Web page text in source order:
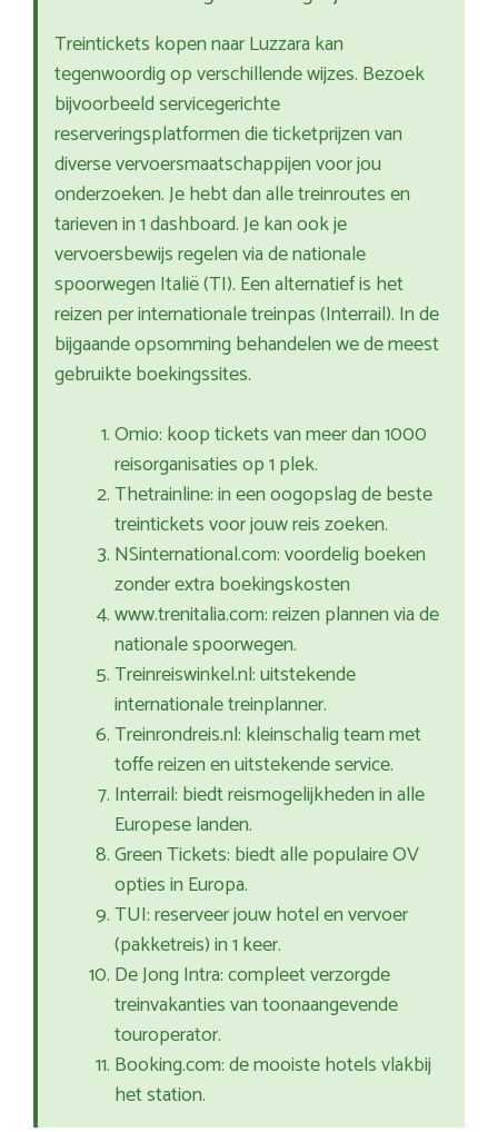
Treintickets kopen naar Luzzara kan
tegenwoordig op verschillende wijzes. Bezoek
bijvoorbeeld servicegerichte
reserveringsplatformen die ticketprijzen van
diverse vervoersmaatschappijen voor jou
onderzoeken. Je hebt dan alle treinroutes en
tarieven in 1 dashboard. Je kan ook je
vervoersbewijs regelen via de nationale
spoorwegen Italië (TI). Een alternatief is het
reizen per internationale treinpas (Interrail). In de
bijgaande opsomming behandelen we de meest
gebruikte boekingssites.
Omio: koop tickets van meer dan 1000
reisorganisaties op 1 plek.
Thetrainline: in een oogopslag de beste
treintickets voor jouw reis zoeken.
NSinternational.com: voordelig boeken
zonder extra boekingskosten
www.trenitalia.com: reizen plannen via de
nationale spoorwegen.
Treinreiswinkel.nl: uitstekende
internationale treinplanner.
Treinrondreis.nl: kleinschalig team met
toffe reizen en uitstekende service.
Interrail: biedt reismogelijkheden in alle
Europese landen.
Green Tickets: biedt alle populaire OV
opties in Europa.
TUI: reserveer jouw hotel en vervoer
(pakketreis) in 1 keer.
De Jong Intra: compleet verzorgde
treinvakanties van toonaangevende
touroperator.
Booking.com: de mooiste hotels vlakbij
het station.